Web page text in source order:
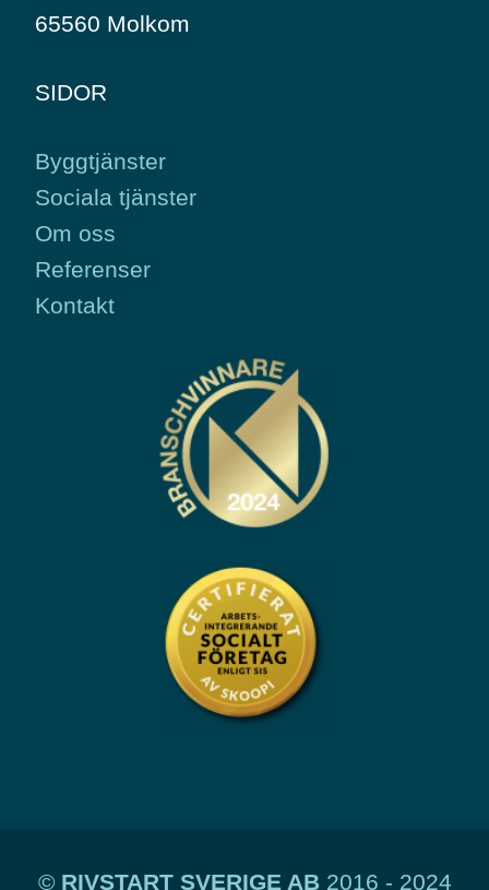
65560 Molkom
SIDOR
Byggtjänster
Sociala tjänster
Om oss
Referenser
Kontakt
© RIVSTART SVERIGE AB2016 - 2024